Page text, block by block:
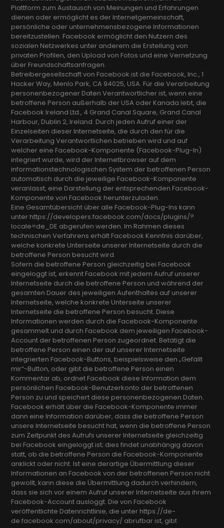
Plattform zum Austausch von Meinungen und Erfahrungen
dienen oder ermöglicht es der Internetgemeinschaft,
persönliche oder unternehmensbezogene Informationen
bereitzustellen. Facebook ermöglicht den Nutzern des
sozialen Netzwerkes unter anderem die Erstellung von
privaten Profilen, den Upload von Fotos und eine Vernetzung
über Freundschaftsanfragen.
Betreibergesellschaft von Facebook ist die Facebook, Inc., 1
Hacker Way, Menlo Park, CA 94025, USA. Für die Verarbeitung
personenbezogener Daten Verantwortlicher ist, wenn eine
betroffene Person außerhalb der USA oder Kanada lebt, die
Facebook Ireland Ltd., 4 Grand Canal Square, Grand Canal
Harbour, Dublin 2, Ireland. Durch jeden Aufruf einer der
Einzelseiten dieser Internetseite, die durch den für die
Verarbeitung Verantwortlichen betrieben wird und auf
welcher eine Facebook-Komponente (Facebook-Plug-In)
integriert wurde, wird der Internetbrowser auf dem
informationstechnologischen System der betroffenen Person
automatisch durch die jeweilige Facebook-Komponente
veranlasst, eine Darstellung der entsprechenden Facebook-
Komponente von Facebook herunterzuladen.
Eine Gesamtübersicht über alle Facebook-Plug-Ins kann
unter https://developers.facebook.com/docs/plugins/?
locale=de_DE abgerufen werden. Im Rahmen dieses
technischen Verfahrens erhält Facebook Kenntnis darüber,
welche konkrete Unterseite unserer Internetseite durch die
betroffene Person besucht wird.
Sofern die betroffene Person gleichzeitig bei Facebook
eingeloggt ist, erkennt Facebook mit jedem Aufruf unserer
Internetseite durch die betroffene Person und während der
gesamten Dauer des jeweiligen Aufenthaltes auf unserer
Internetseite, welche konkrete Unterseite unserer
Internetseite die betroffene Person besucht. Diese
Informationen werden durch die Facebook-Komponente
gesammelt und durch Facebook dem jeweiligen Facebook-
Account der betroffenen Person zugeordnet. Betätigt die
betroffene Person einen der auf unserer Internetseite
integrierten Facebook-Buttons, beispielsweise den „Gefällt
mir“-Button, oder gibt die betroffene Person einen
Kommentar ab, ordnet Facebook diese Information dem
persönlichen Facebook-Benutzerkonto der betroffenen
Person zu und speichert diese personenbezogenen Daten.
Facebook erhält über die Facebook-Komponente immer
dann eine Information darüber, dass die betroffene Person
unsere Internetseite besucht hat, wenn die betroffene Person
zum Zeitpunkt des Aufrufs unserer Internetseite gleichzeitig
bei Facebook eingeloggt ist; dies findet unabhängig davon
statt, ob die betroffene Person die Facebook-Komponente
anklickt oder nicht. Ist eine derartige Übermittlung dieser
Informationen an Facebook von der betroffenen Person nicht
gewollt, kann diese die Übermittlung dadurch verhindern,
dass sie sich vor einem Aufruf unserer Internetseite aus ihrem
Facebook-Account ausloggt. Die von Facebook
veröffentlichte Datenrichtlinie, die unter https://de-
de.facebook.com/about/privacy/ abrufbar ist, gibt